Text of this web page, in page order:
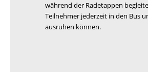
während der Radetappen
Teilnehmer jederzeit in den Bus
ausruhen können.